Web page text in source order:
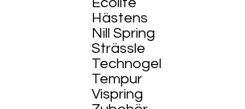
Ecolife​
Hästens
Nill Spring
Strässle
Technogel
Tempur
Vispring